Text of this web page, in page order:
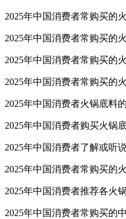
2025年中国消费者常购买的
2025年中国消费者常购买的
2025年中国消费者常购买的
2025年中国消费者常购买的
2025年中国消费者火锅底料
2025年中国消费者购买火锅
2025年中国消费者了解或听
2025年中国消费者常购买的
2025年中国消费者推荐各火
2025年中国消费者常购买的